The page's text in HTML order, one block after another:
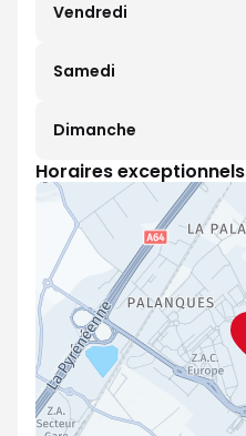
Vendredi
Samedi
Dimanche
Horaires exceptionnels